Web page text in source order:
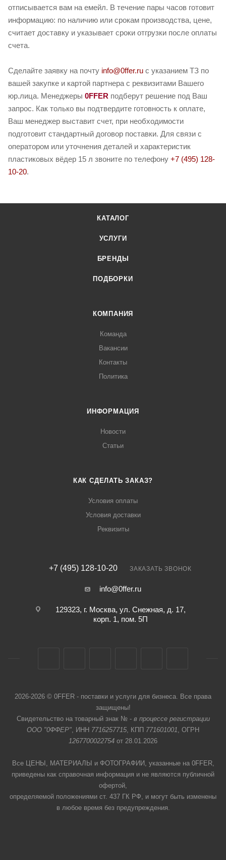
отписывается вам на емейл. В течение пары часов готовит
информацию: по наличию или срокам производства, цене,
считает доставку и указывает сроки отгрузки после оплаты
счета.
Сделайте заявку на почту info@0ffer.ru с указанием ТЗ по
вашей закупке и картой партнера с реквизитами Вашего
юр.лица. Менеджеры 0FFER подберут решение под Ваш
запрос. Как только вы подтвердите готовность к оплате,
Ваш менеджер выставит счет, при необходимости
подготовит стандартный договор поставки. Для связи с
оператором или уточнения деталей и характеристик
пластиковых вёдер 15 л звоните по телефону +7 (495) 128-
10-20.
КАТАЛОГ
УСЛУГИ
БРЕНДЫ
ПОДБОРКИ
КОМПАНИЯ
Команда
Вакансии
Контакты
Политика
ИНФОРМАЦИЯ
Новости
Статьи
КАК СДЕЛАТЬ ЗАКАЗ?
Условия оплаты
Условия доставки
Реквизиты
+7 (495) 128-10-20 ЗАКАЗАТЬ ЗВОНОК
info@0ffer.ru
129323, г. Москва, ул. Снежная, д. 17,
корп. 1, пом. 5П
2026-2026 © 0FFER - поставки и услуги для бизнеса. Все права
защищены!
Свидетельство на товарный знак № - в процессе регистрации
ООО "0ФФЕР", ИНН 7716257715, КПП 771601001, ОГРН
1267700022754 от 28.01.2026
Все ЦЕНЫ, МАТЕРИАЛЫ и ФОТОГРАФИИ, указанные на 0FFER,
приведены как справочная информация и не являются публичной
офертой,
определяемой положениями ст. 437 ГК РФ, и могут быть изменены
в любое время без предупреждения.